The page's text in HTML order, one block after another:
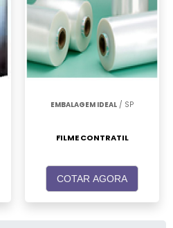
EMBALAGEM IDEAL / SP
FILME CONTRATIL
COTAR AGORA